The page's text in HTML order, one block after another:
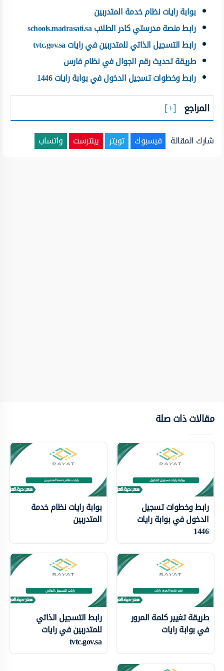
بوابة رايات نظام خدمة المتدربين
رابط منصة مدرستي كادر الطلاب schools.madrasati.sa
رابط التسجيل الذاتي للمتدربين في رايات tvtc.gov.sa
طريقة تحديث رقم الجوال في نظام فارس
رابط وخطوات تسجيل الدخول في بوابة رايات 1446
المراجع
شارك المقالة فيسبوك تويتر بينترست واتساب
مقالات ذات صلة
رابط وخطوات تسجيل
الدخول في بوابة رايات
1446
بوابة رايات نظام خدمة
المتدربين
طريقة تغيير كلمة المرور
في بوابة رايات
رابط التسجيل الذاتي
للمتدربين في رايات
tvtc.gov.sa